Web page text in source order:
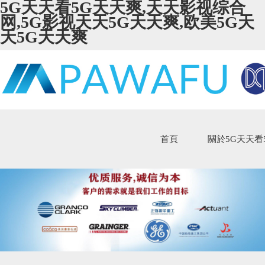
5G天天看5G天天爽,天天影视综合
网,5G影视天天5G天天爽,欧美5G天
天5G天天爽
首頁 關於5G天天